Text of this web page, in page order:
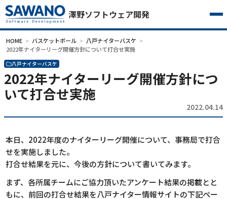
澤野ソフトウェア開発
HOME バスケットボール
八戸ナイターバスケ
2022年ナイターリーグ開催方針について打合せ実施
八戸ナイターバスケ
2022年ナイターリーグ開催方針につ
いて打合せ実施
2022.04.14
本日、2022年度のナイターリーグ開催について、事務局で打合
せを実施しました。
打合せ結果を元に、今後の方針について書いてみます。
まず、各所属チームにご協力頂いたアンケート結果の掲載とと
もに、前回の打合せ結果を八戸ナイター情報サイトの下記ペー